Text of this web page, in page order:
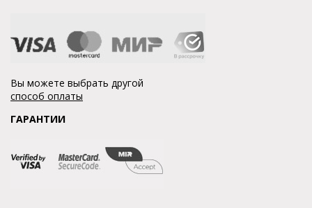
Вы можете выбрать другой
способ оплаты
ГАРАНТИИ